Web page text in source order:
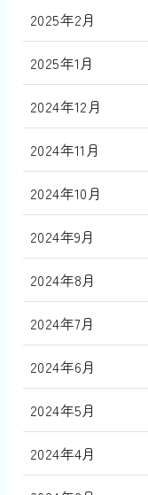
2025年2月
2025年1月
2024年12月
2024年11月
2024年10月
2024年9月
2024年8月
2024年7月
2024年6月
2024年5月
2024年4月